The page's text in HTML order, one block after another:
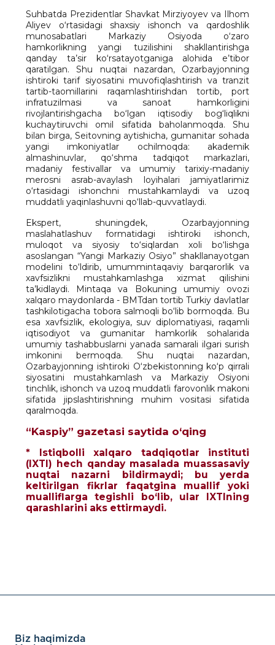
Suhbatda Prezidentlar Shavkat Mirziyoyev va Ilhom
Aliyev o‘rtasidagi shaxsiy ishonch va qardoshlik
munosabatlari Markaziy Osiyoda o‘zaro
hamkorlikning yangi tuzilishini shakllantirishga
qanday ta’sir ko‘rsatayotganiga alohida e’tibor
qaratilgan. Shu nuqtai nazardan, Ozarbayjonning
ishtiroki tarif siyosatini muvofiqlashtirish va tranzit
tartib-taomillarini raqamlashtirishdan tortib, port
infratuzilmasi va sanoat hamkorligini
rivojlantirishgacha bo‘lgan iqtisodiy bog‘liqlikni
kuchaytiruvchi omil sifatida baholanmoqda. Shu
bilan birga, Seitovning aytishicha, gumanitar sohada
yangi imkoniyatlar ochilmoqda: akademik
almashinuvlar, qo‘shma tadqiqot markazlari,
madaniy festivallar va umumiy tarixiy-madaniy
merosni asrab-avaylash loyihalari jamiyatlarimiz
o‘rtasidagi ishonchni mustahkamlaydi va uzoq
muddatli yaqinlashuvni qo‘llab-quvvatlaydi.
Ekspert, shuningdek, Ozarbayjonning
maslahatlashuv formatidagi ishtiroki ishonch,
muloqot va siyosiy to‘siqlardan xoli bo‘lishga
asoslangan “Yangi Markaziy Osiyo” shakllanayotgan
modelini to‘ldirib, umummintaqaviy barqarorlik va
xavfsizlikni mustahkamlashga xizmat qilishini
ta’kidlaydi. Mintaqa va Bokuning umumiy ovozi
xalqaro maydonlarda - BMTdan tortib Turkiy davlatlar
tashkilotigacha tobora salmoqli bo‘lib bormoqda. Bu
esa xavfsizlik, ekologiya, suv diplomatiyasi, raqamli
iqtisodiyot va gumanitar hamkorlik sohalarida
umumiy tashabbuslarni yanada samarali ilgari surish
imkonini bermoqda. Shu nuqtai nazardan,
Ozarbayjonning ishtiroki O‘zbekistonning ko‘p qirrali
siyosatini mustahkamlash va Markaziy Osiyoni
tinchlik, ishonch va uzoq muddatli farovonlik makoni
sifatida jipslashtirishning muhim vositasi sifatida
qaralmoqda.
“Kaspiy” gazetasi saytida o‘qing
* Istiqbolli xalqaro tadqiqotlar instituti
(IXTI) hech qanday masalada muassasaviy
nuqtai nazarni bildirmaydi; bu yerda
keltirilgan fikrlar faqatgina muallif yoki
mualliflarga tegishli bo‘lib, ular IXTIning
qarashlarini aks ettirmaydi.
Biz haqimizda